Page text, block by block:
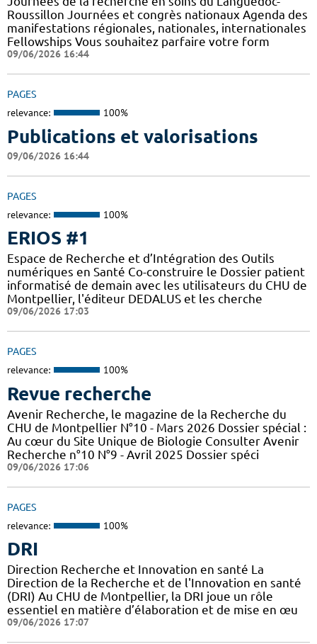
Roussillon Journées et congrès nationaux Agenda des
manifestations régionales, nationales, internationales
Fellowships Vous souhaitez parfaire votre form
09/06/2026 16:44
PAGES
relevance: 100%
Publications et valorisations
09/06/2026 16:44
PAGES
relevance: 100%
ERIOS #1
Espace de Recherche et d’Intégration des Outils
numériques en Santé Co-construire le Dossier patient
informatisé de demain avec les utilisateurs du CHU de
Montpellier, l'éditeur DEDALUS et les cherche
09/06/2026 17:03
PAGES
relevance: 100%
Revue recherche
Avenir Recherche, le magazine de la Recherche du
CHU de Montpellier N°10 - Mars 2026 Dossier spécial :
Au cœur du Site Unique de Biologie Consulter Avenir
Recherche n°10 N°9 - Avril 2025 Dossier spéci
09/06/2026 17:06
PAGES
relevance: 100%
DRI
Direction Recherche et Innovation en santé La
Direction de la Recherche et de l'Innovation en santé
(DRI) Au CHU de Montpellier, la DRI joue un rôle
essentiel en matière d’élaboration et de mise en œu
09/06/2026 17:07